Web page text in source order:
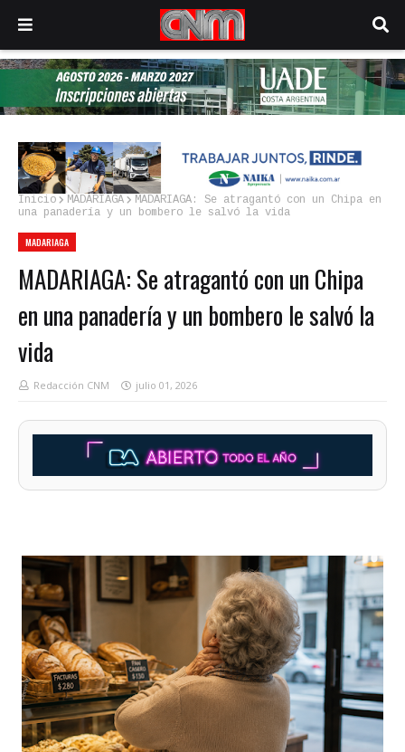
Inicio MADARIAGA
MADARIAGA: Se atragantó con un Chipa en
una panadería y un bombero le salvó la vida
MADARIAGA
MADARIAGA: Se atragantó con un Chipa
en una panadería y un bombero le salvó la
vida
Redacción CNM julio 01, 2026